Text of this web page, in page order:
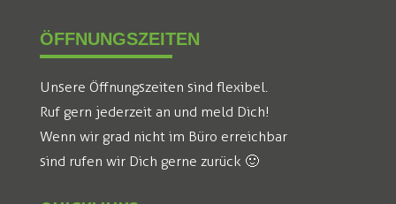
ÖFFNUNGSZEITEN
Unsere Öffnungszeiten sind flexibel.
Ruf gern jederzeit an und meld Dich!
Wenn wir grad nicht im Büro erreichbar
sind rufen wir Dich gerne zurück 🙂